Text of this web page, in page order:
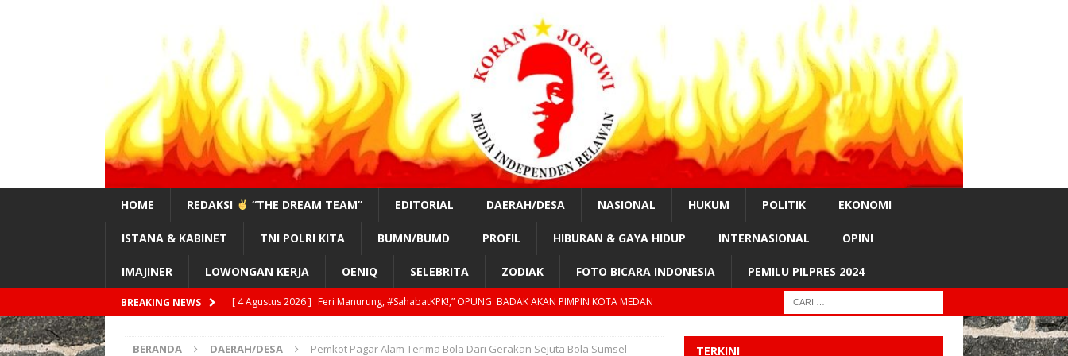
HOME REDAKSI “THE DREAM TEAM” EDITORIAL DAERAH/DESA NASIONAL HUKUM POLITIK EKONOMI
ISTANA & KABINET TNI POLRI KITA BUMN/BUMD PROFIL HIBURAN & GAYA HIDUP INTERNASIONAL OPINI
IMAJINER LOWONGAN KERJA OENIQ SELEBRITA ZODIAK FOTO BICARA INDONESIA PEMILU PILPRES 2024
BREAKING NEWS [ 4 Agustus 2026 ] Feri Manurung, #SahabatKPK!,” OPUNG BADAK AKAN PIMPIN KOTA MEDAN
[ 3 Agustus 2026 ] #SahabatKPK!, “TAHUN 2029, GILIRAN PRESIDEN SIPIL LAGI?”
EDUKASI
BERANDA DAERAH/DESA Pemkot Pagar Alam Terima Bola Dari Gerakan Sejuta Bola Sumsel TERKINI